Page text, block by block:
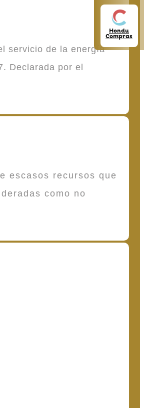
Hondu
Compras
servicio de la energía
Declarada por el
escasos recursos que
como no